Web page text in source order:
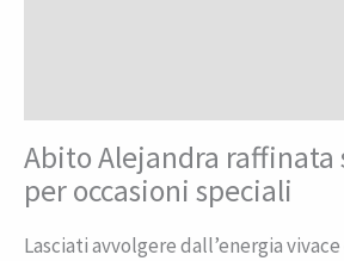
Abito Alejandra raffinata
per occasioni speciali
Lasciati avvolgere dall’energia